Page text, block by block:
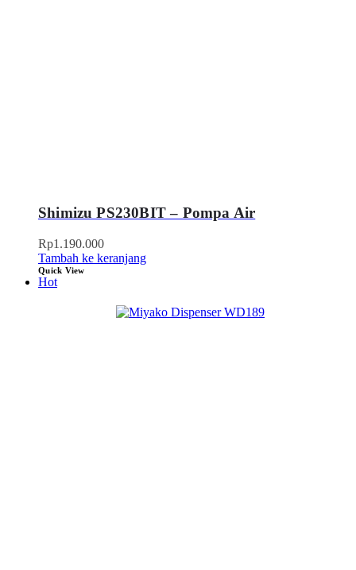
Shimizu PS230BIT – Pompa Air
Rp1.190.000
Tambah ke keranjang
Quick View
Hot